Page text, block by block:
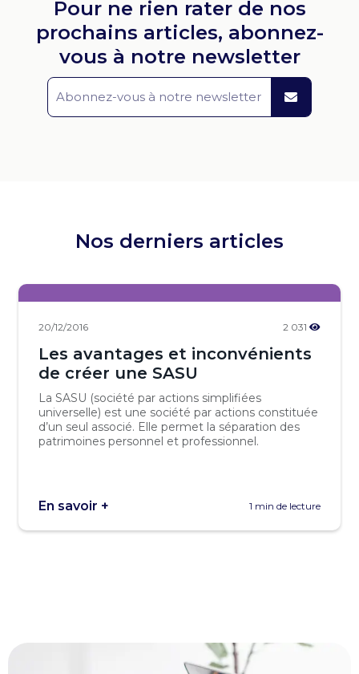
Pour ne rien rater de nos
prochains articles, abonnez-
vous à notre newsletter
Nos derniers articles
20/12/2016 2 031
Les avantages et inconvénients
de créer une SASU
La SASU (société par actions simplifiées
universelle) est une société par actions constituée
d’un seul associé. Elle permet la séparation des
patrimoines personnel et professionnel.
En savoir + 1 min de lecture